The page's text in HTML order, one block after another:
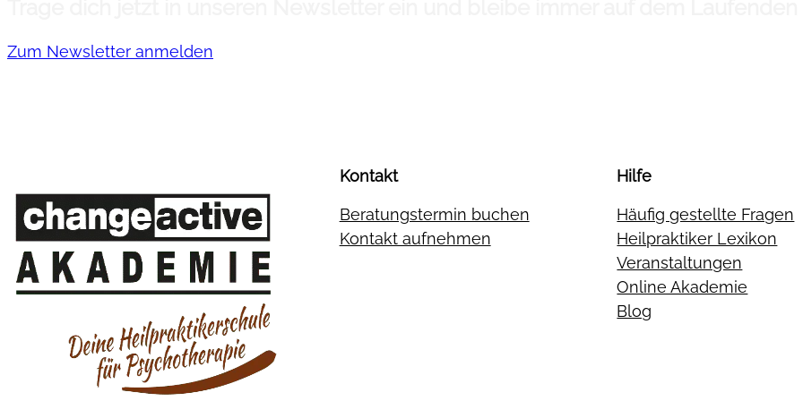
Zum Newsletter anmelden
Kontakt
Beratungstermin buchen
Kontakt aufnehmen
Hilfe
Häufig gestellte Fragen
Heilpraktiker Lexikon
Veranstaltungen
Online Akademie
Blog